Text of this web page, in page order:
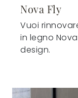
Nova Fly
Vuoi
in legno
design.